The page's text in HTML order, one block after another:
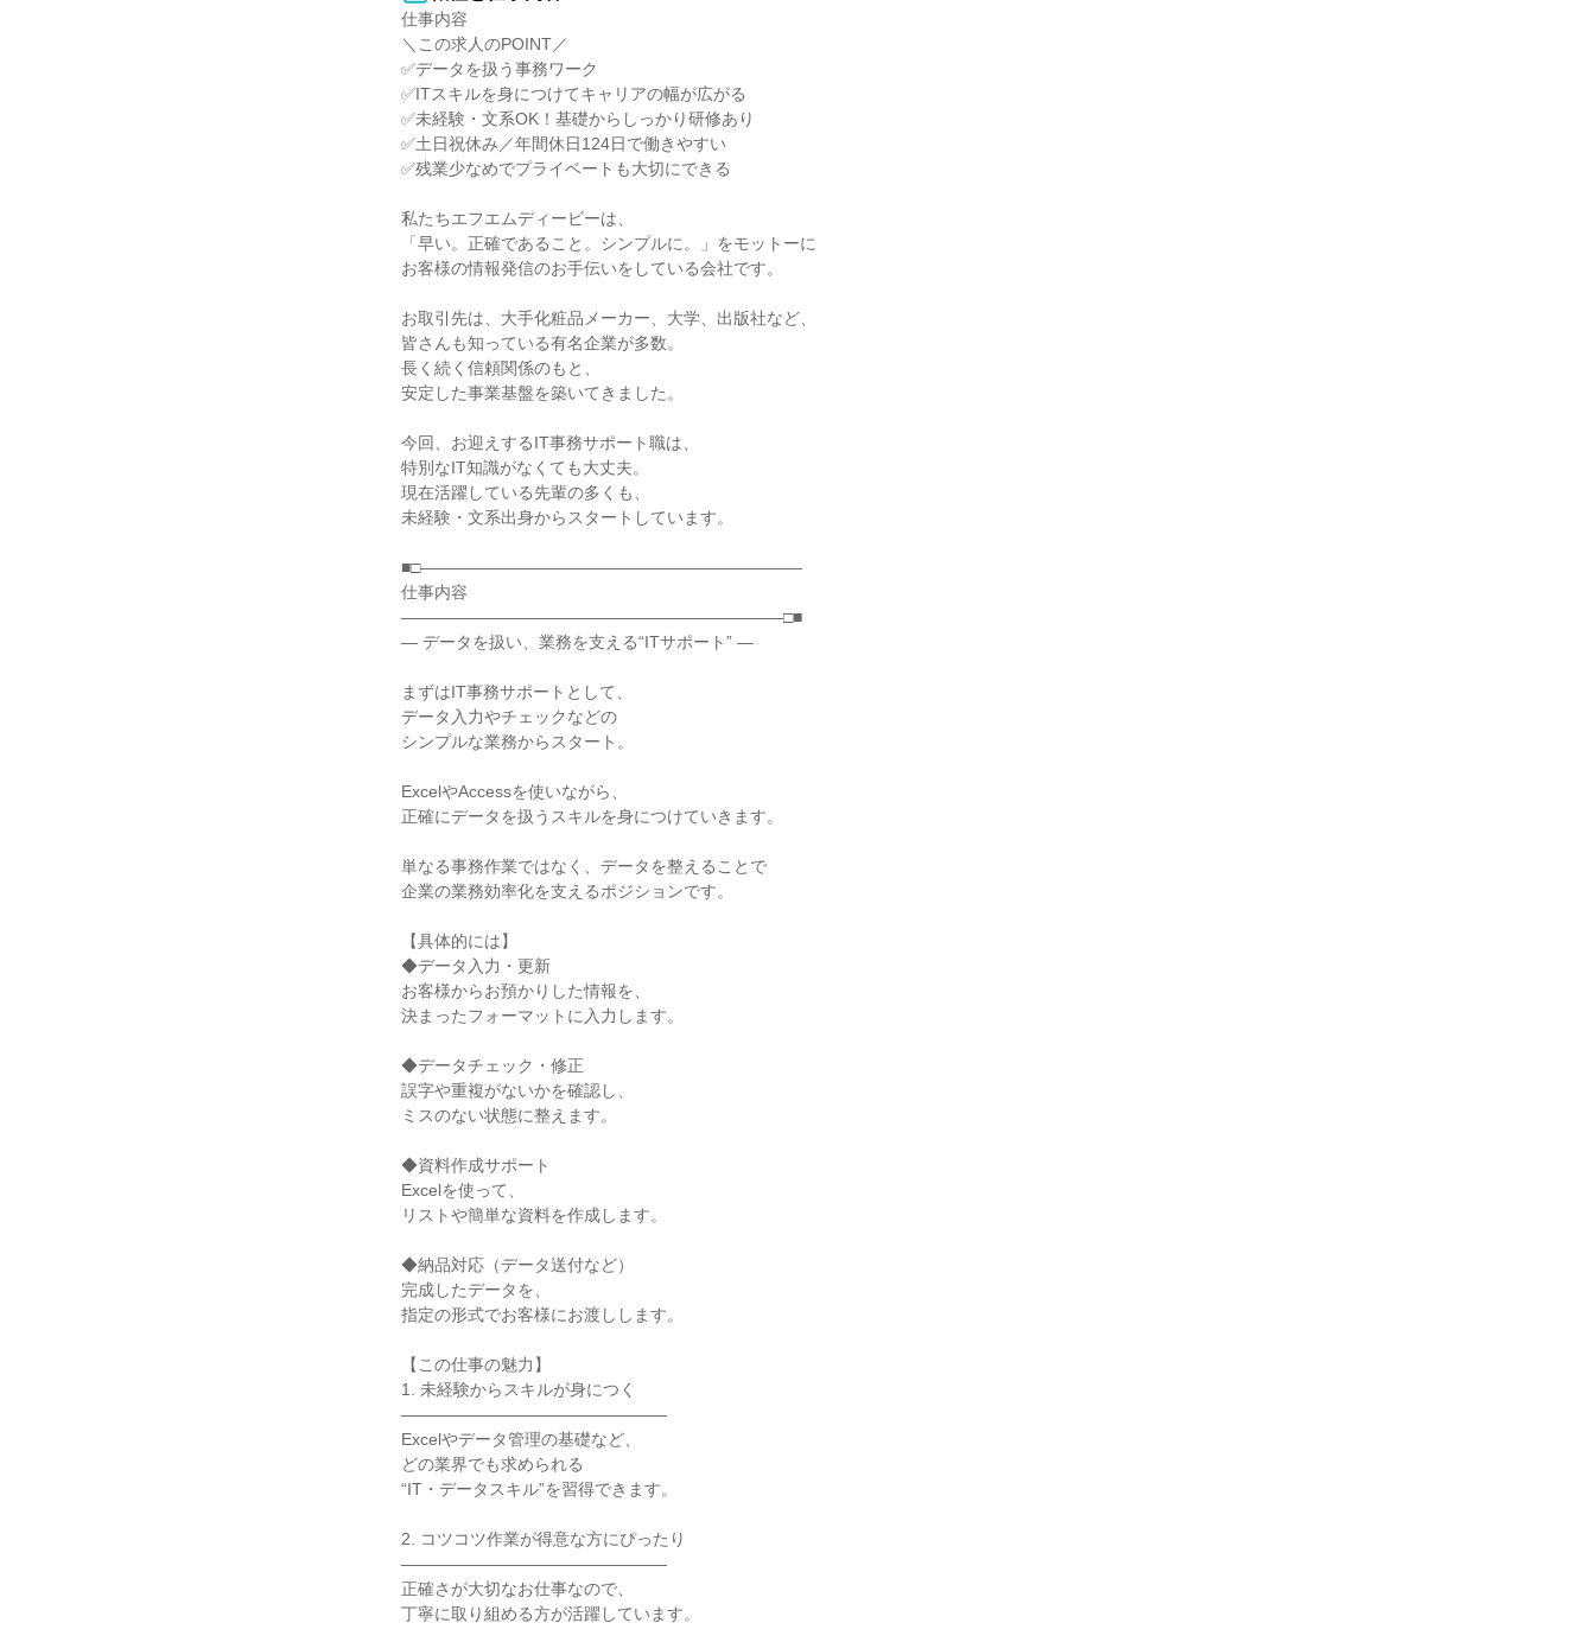
仕事内容
＼この求人のPOINT／
✅データを扱う事務ワーク
✅ITスキルを身につけてキャリアの幅が広がる
✅未経験・文系OK！基礎からしっかり研修あり
✅土日祝休み／年間休日124日で働きやすい
✅残業少なめでプライベートも大切にできる
私たちエフエムディービーは、
「早い。正確であること。シンプルに。」をモットーに
お客様の情報発信のお手伝いをしている会社です。
お取引先は、大手化粧品メーカー、大学、出版社など、
皆さんも知っている有名企業が多数。
長く続く信頼関係のもと、
安定した事業基盤を築いてきました。
今回、お迎えするIT事務サポート職は、
特別なIT知識がなくても大丈夫。
現在活躍している先輩の多くも、
未経験・文系出身からスタートしています。
■□―――――――――――――――――――――――
仕事内容
―――――――――――――――――――――――□■
― データを扱い、業務を支える“ITサポート” ―
まずはIT事務サポートとして、
データ入力やチェックなどの
シンプルな業務からスタート。
ExcelやAccessを使いながら、
正確にデータを扱うスキルを身につけていきます。
単なる事務作業ではなく、データを整えることで
企業の業務効率化を支えるポジションです。
【具体的には】
◆データ入力・更新
お客様からお預かりした情報を、
決まったフォーマットに入力します。
◆データチェック・修正
誤字や重複がないかを確認し、
ミスのない状態に整えます。
◆資料作成サポート
Excelを使って、
リストや簡単な資料を作成します。
◆納品対応（データ送付など）
完成したデータを、
指定の形式でお客様にお渡しします。
【この仕事の魅力】
1. 未経験からスキルが身につく
――――――――――――――――
Excelやデータ管理の基礎など、
どの業界でも求められる
“IT・データスキル”を習得できます。
2. コツコツ作業が得意な方にぴったり
――――――――――――――――
正確さが大切なお仕事なので、
丁寧に取り組める方が活躍しています。